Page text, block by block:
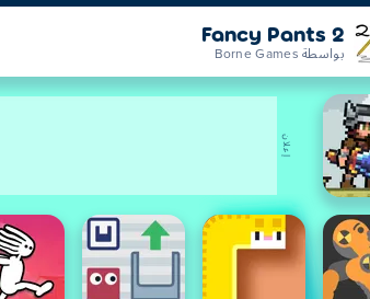
Fancy Pants 2
بواسطة Borne Games
إعلان